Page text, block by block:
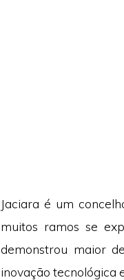
Jaciara é um
muitos ramos se
demonstrou maior
inovação tecnológica